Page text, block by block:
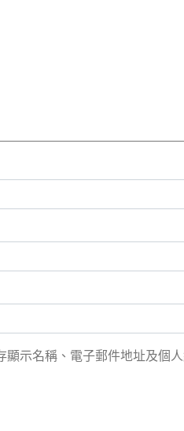
顯示名稱、電子郵件地址及個